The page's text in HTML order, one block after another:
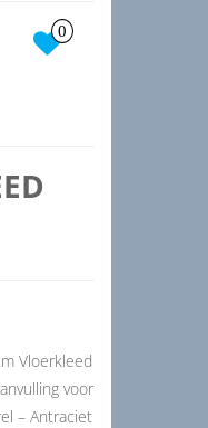
0
Vloerkleed
voor
– Antraciet